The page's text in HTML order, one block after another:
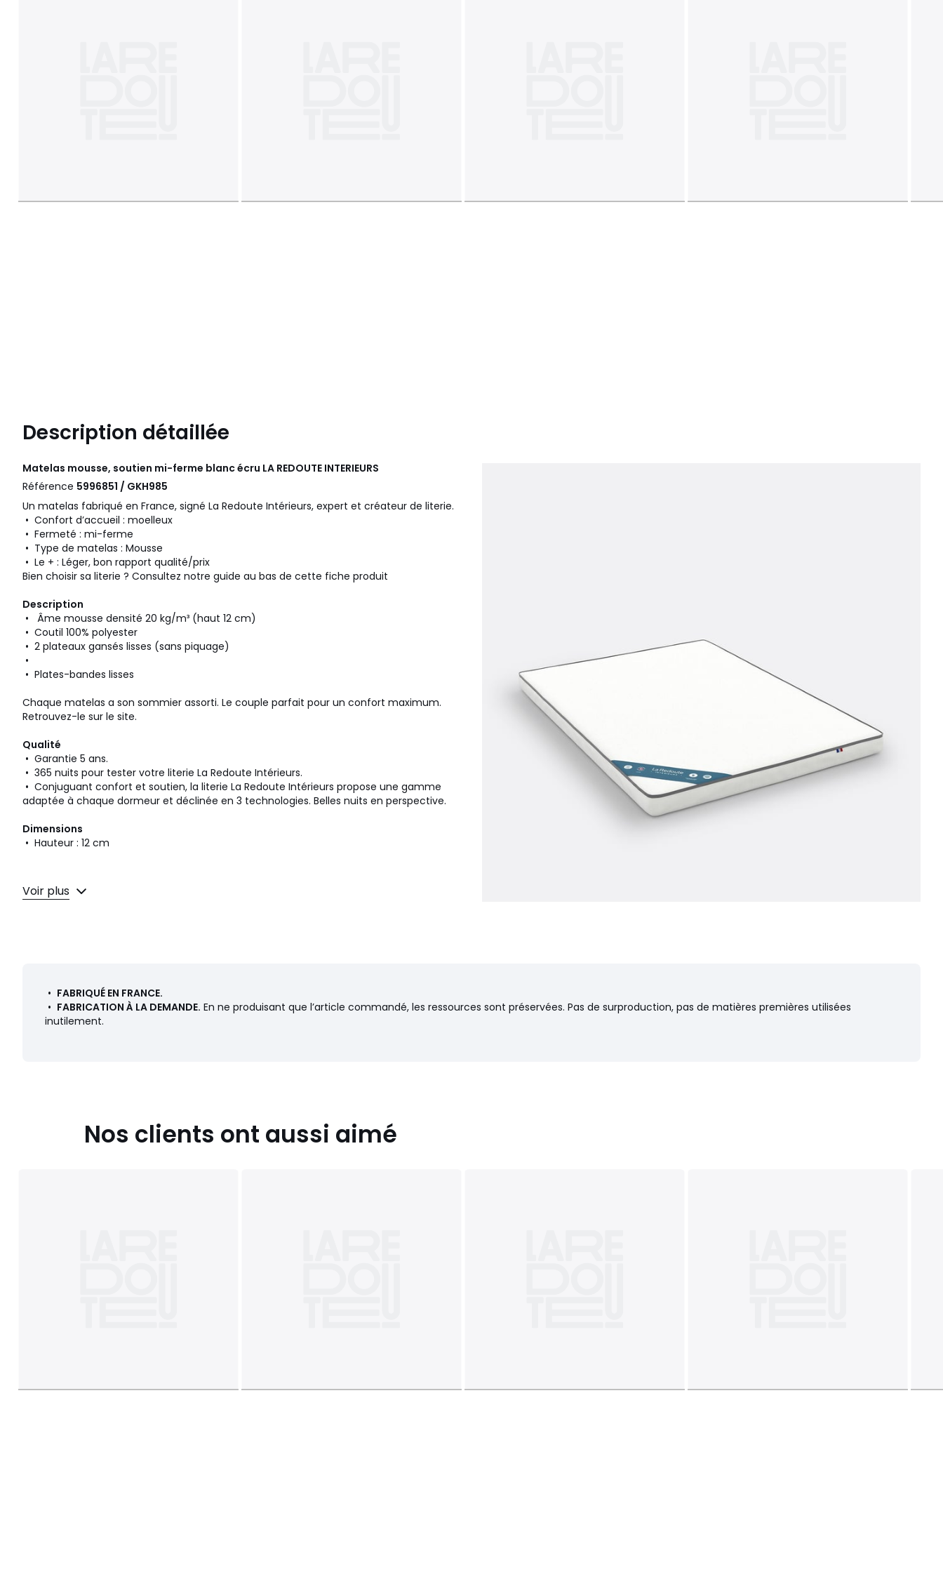
Description détaillée
Matelas mousse, soutien mi-ferme blanc écru LA REDOUTE INTERIEURS
Référence 5996851 / GKH985
Un matelas fabriqué en France, signé La Redoute Intérieurs, expert et créateur de literie.
• Confort d’accueil : moelleux
• Fermeté : mi-ferme
• Type de matelas : Mousse
• Le + : Léger, bon rapport qualité/prix
Bien choisir sa literie ? Consultez notre guide au bas de cette fiche produit
Description
• Âme mousse densité 20 kg/m³ (haut 12 cm)
• Coutil 100% polyester
• 2 plateaux gansés lisses (sans piquage)
•
• Plates-bandes lisses
Chaque matelas a son sommier assorti. Le couple parfait pour un confort maximum.
Retrouvez-le sur le site.
Qualité
• Garantie 5 ans.
• 365 nuits pour tester votre literie La Redoute Intérieurs.
• Conjuguant confort et soutien, la literie La Redoute Intérieurs propose une gamme
adaptée à chaque dormeur et déclinée en 3 technologies. Belles nuits en perspective.
Dimensions
• Hauteur : 12 cm
70 x 190 cm, 80 x 190 cm, 90 x 190 cm, 90 x 200 cm, 120 x 190 cm, 140 x 190 cm,
140 x 200 cm, 160 x 200 cm
Voir plus
• FABRIQUÉ EN FRANCE.
• FABRICATION À LA DEMANDE. En ne produisant que l’article commandé, les ressources sont préservées. Pas de surproduction, pas de matières premières utilisées
inutilement.
Nos clients ont aussi aimé